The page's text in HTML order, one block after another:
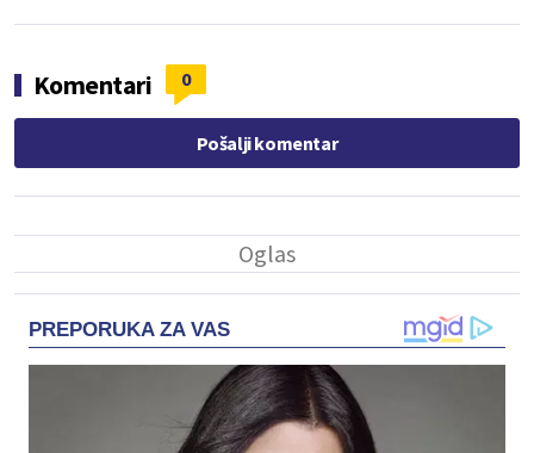
Komentari 0
Pošalji komentar
PREPORUKA ZA VAS